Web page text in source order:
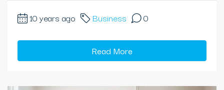
10 years ago Business 0
Read More